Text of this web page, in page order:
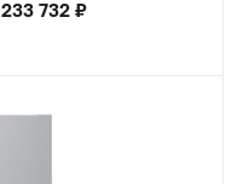
233 732 ₽